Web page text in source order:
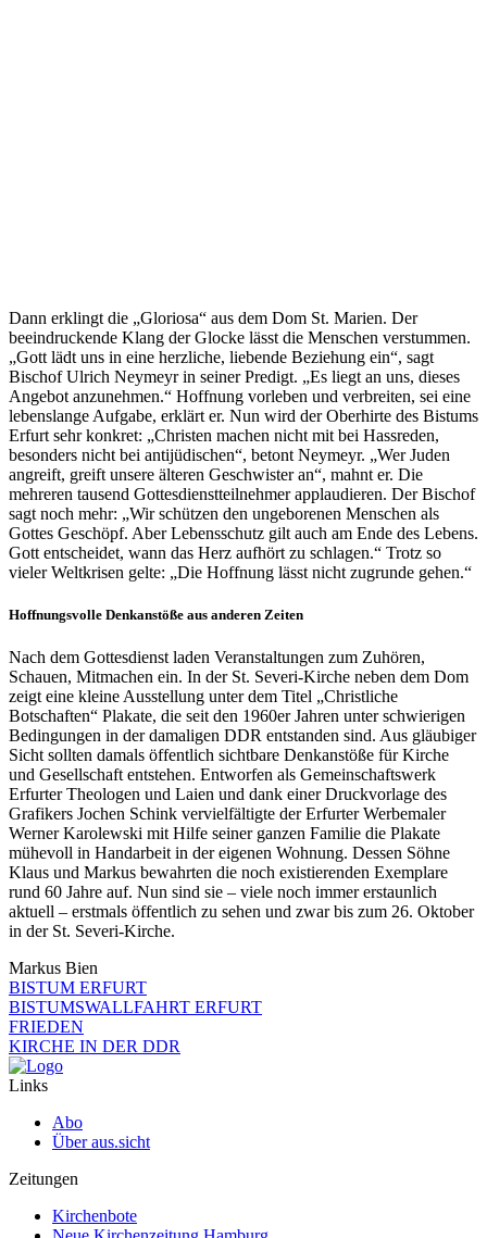
Dann erklingt die „Gloriosa“ aus dem Dom St. Marien. Der
beeindruckende Klang der Glocke lässt die Menschen verstummen.
„Gott lädt uns in eine herzliche, liebende Beziehung ein“, sagt
Bischof Ulrich Neymeyr in seiner Predigt. „Es liegt an uns, dieses
Angebot anzunehmen.“ Hoffnung vorleben und verbreiten, sei eine
lebenslange Aufgabe, erklärt er. Nun wird der Oberhirte des Bistums
Erfurt sehr konkret: „Christen machen nicht mit bei Hassreden,
besonders nicht bei antijüdischen“, betont Neymeyr. „Wer Juden
angreift, greift unsere älteren Geschwister an“, mahnt er. Die
mehreren tausend Gottesdienstteilnehmer applaudieren. Der Bischof
sagt noch mehr: „Wir schützen den ungeborenen Menschen als
Gottes Geschöpf. Aber Lebensschutz gilt auch am Ende des Lebens.
Gott entscheidet, wann das Herz aufhört zu schlagen.“ Trotz so
vieler Weltkrisen gelte: „Die Hoffnung lässt nicht zugrunde gehen.“
Hoffnungsvolle Denkanstöße aus anderen Zeiten
Nach dem Gottesdienst laden Veranstaltungen zum Zuhören,
Schauen, Mitmachen ein. In der St. Severi-Kirche neben dem Dom
zeigt eine kleine Ausstellung unter dem Titel „Christliche
Botschaften“ Plakate, die seit den 1960er Jahren unter schwierigen
Bedingungen in der damaligen DDR entstanden sind. Aus gläubiger
Sicht sollten damals öffentlich sichtbare Denkanstöße für Kirche
und Gesellschaft entstehen. Entworfen als Gemeinschaftswerk
Erfurter Theologen und Laien und dank einer Druckvorlage des
Grafikers Jochen Schink vervielfältigte der Erfurter Werbemaler
Werner Karolewski mit Hilfe seiner ganzen Familie die Plakate
mühevoll in Handarbeit in der eigenen Wohnung. Dessen Söhne
Klaus und Markus bewahrten die noch existierenden Exemplare
rund 60 Jahre auf. Nun sind sie – viele noch immer erstaunlich
aktuell – erstmals öffentlich zu sehen und zwar bis zum 26. Oktober
in der St. Severi-Kirche.
Markus Bien
BISTUM ERFURT
BISTUMSWALLFAHRT ERFURT
FRIEDEN
KIRCHE IN DER DDR
Links
Abo
Über aus.sicht
Zeitungen
Kirchenbote